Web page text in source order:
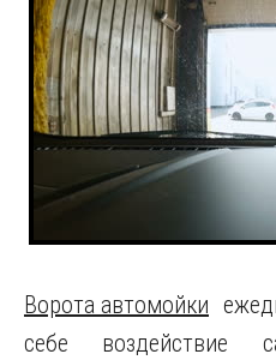
Ворота автомойки
себе воздействие